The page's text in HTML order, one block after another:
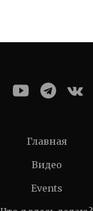
Главная
Видео
Events